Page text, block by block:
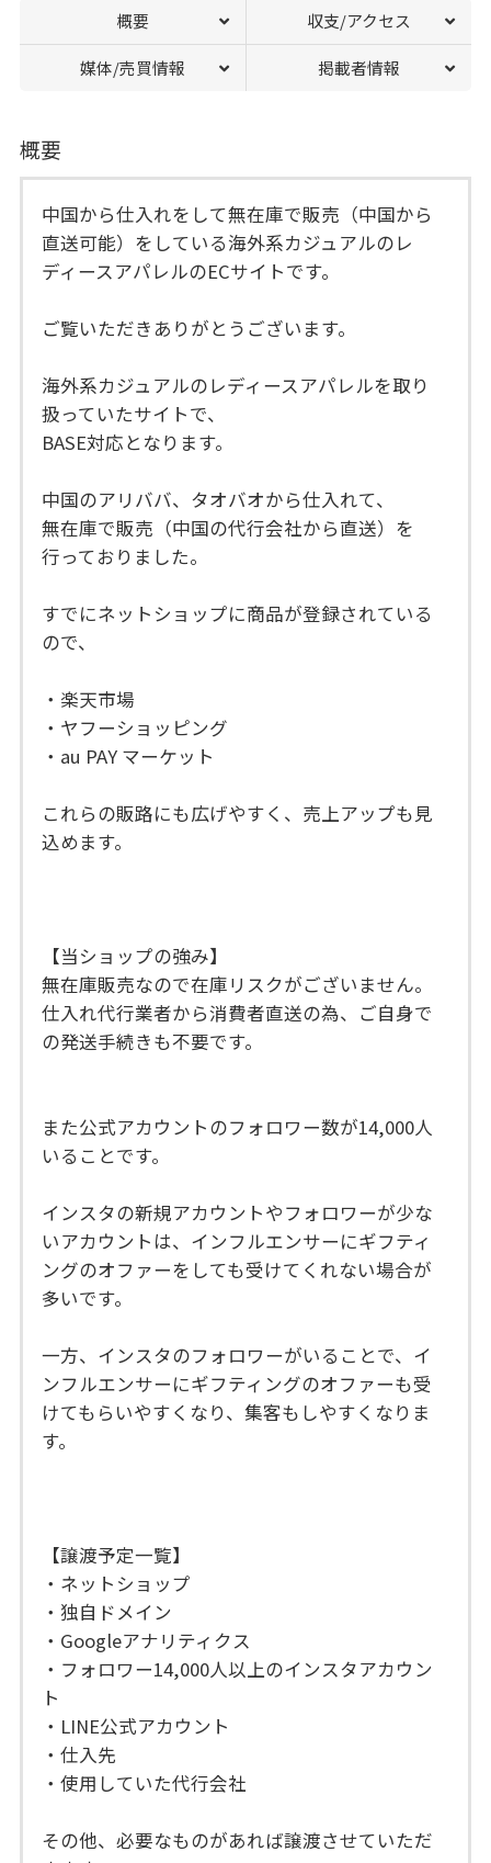
概要 収支/アクセス
媒体/売買情報 掲載者情報
概要
中国から仕入れをして無在庫で販売（中国から
直送可能）をしている海外系カジュアルのレ
ディースアパレルのECサイトです。
ご覧いただきありがとうございます。
海外系カジュアルのレディースアパレルを取り
扱っていたサイトで、
BASE対応となります。
中国のアリババ、タオバオから仕入れて、
無在庫で販売（中国の代行会社から直送）を
行っておりました。
すでにネットショップに商品が登録されている
ので、
・楽天市場
・ヤフーショッピング
・au PAY マーケット
これらの販路にも広げやすく、売上アップも見
込めます。
【当ショップの強み】
無在庫販売なので在庫リスクがございません。
仕入れ代行業者から消費者直送の為、ご自身で
の発送手続きも不要です。
また公式アカウントのフォロワー数が14,000人
いることです。
インスタの新規アカウントやフォロワーが少な
いアカウントは、インフルエンサーにギフティ
ングのオファーをしても受けてくれない場合が
多いです。
一方、インスタのフォロワーがいることで、イ
ンフルエンサーにギフティングのオファーも受
けてもらいやすくなり、集客もしやすくなりま
す。
【譲渡予定一覧】
・ネットショップ
・独自ドメイン
・Googleアナリティクス
・フォロワー14,000人以上のインスタアカウン
ト
・LINE公式アカウント
・仕入先
・使用していた代行会社
その他、必要なものがあれば譲渡させていただ